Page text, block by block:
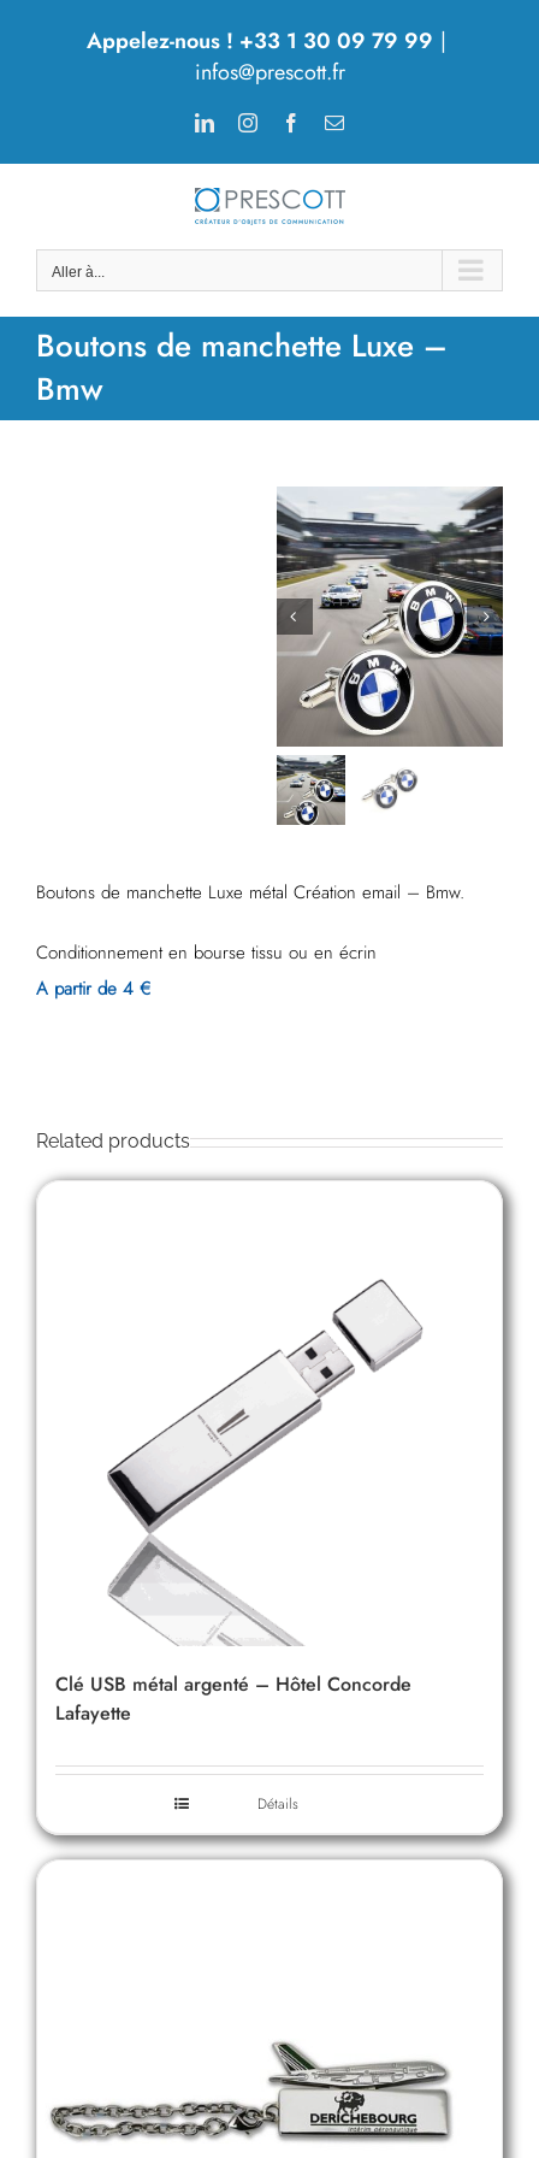
Appelez-nous ! +33 1 30 09 79 99 |
infos@prescott.fr
LinkedInInstagramFacebook
Email
Aller à...
Boutons de manchette Luxe –
Bmw
Boutons de manchette Luxe métal Création email – Bmw.
Conditionnement en bourse tissu ou en écrin
A partir de 4 €
Related products
Clé USB métal argenté – Hôtel Concorde
Lafayette
Détails